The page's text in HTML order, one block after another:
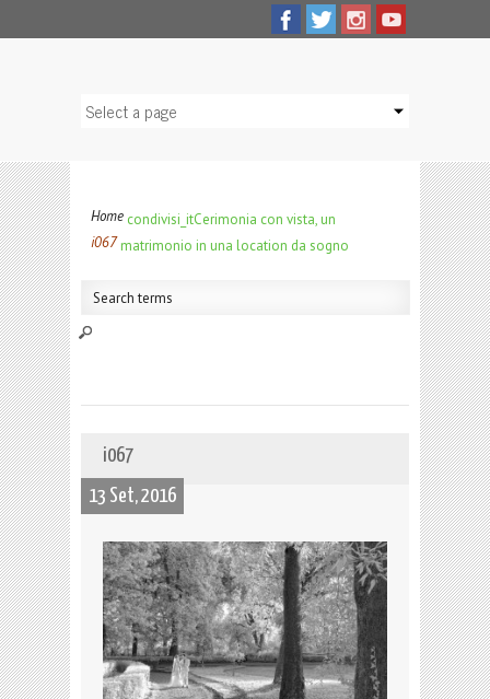
Home condivisi_itCerimonia con vista, un
matrimonio in una location da sogno
i067
i067
13 Set, 2016